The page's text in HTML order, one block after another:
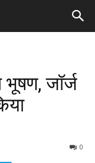
जॉर्ज
0